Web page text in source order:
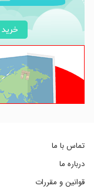
تماس با ما
درباره ما
قوانین و مقررات